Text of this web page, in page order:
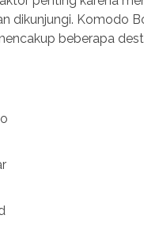
dikunjungi. Komodo
beberapa